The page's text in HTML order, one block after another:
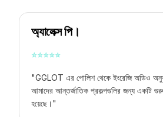
অ্যালেক্স পি।
⭐⭐⭐⭐⭐
"GGLOT এরপোলিশ থেকে ইংরেজি অডিও
আমাদের আন্তর্জাতিক প্রকল্পগুলির জন্য একটি
হয়েছে।"